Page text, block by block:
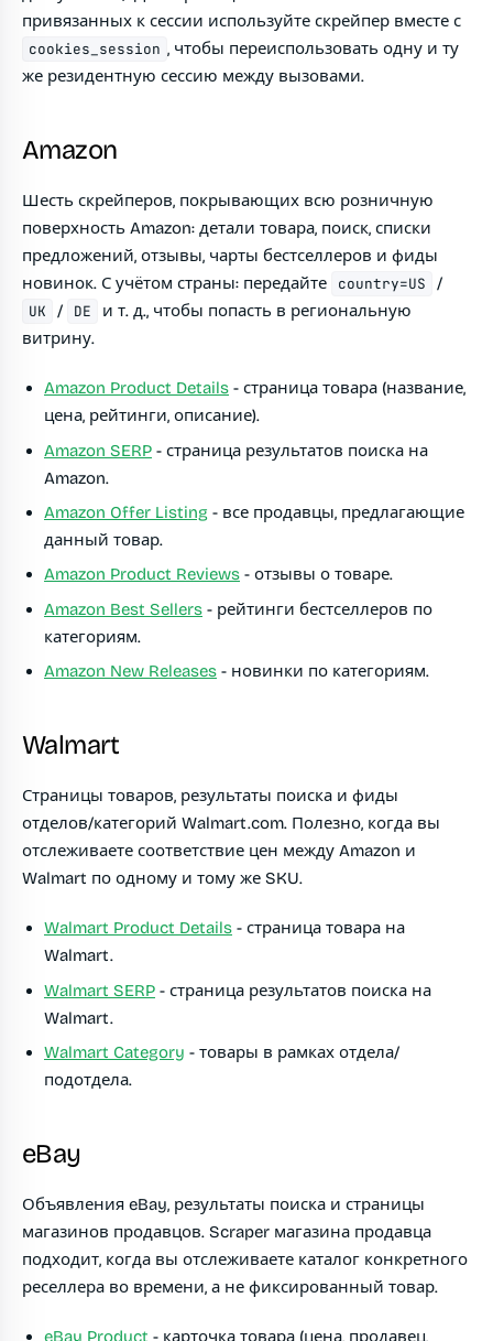
привязанных к сессии используйте скрейпер вместе с
cookies_session , чтобы переиспользовать одну и ту
же резидентную сессию между вызовами.
Amazon
Шесть скрейперов, покрывающих всю розничную
поверхность Amazon: детали товара, поиск, списки
предложений, отзывы, чарты бестселлеров и фиды
новинок. С учётом страны: передайте
country=US /
UK / DE
и т. д., чтобы попасть в региональную
витрину.
Amazon Product Details - страница товара (название,
цена, рейтинги, описание).
Amazon SERP - страница результатов поиска на
Amazon.
Amazon Offer Listing - все продавцы, предлагающие
данный товар.
Amazon Product Reviews - отзывы о товаре.
Amazon Best Sellers - рейтинги бестселлеров по
категориям.
Amazon New Releases - новинки по категориям.
Walmart
Страницы товаров, результаты поиска и фиды
отделов/категорий Walmart.com. Полезно, когда вы
отслеживаете соответствие цен между Amazon и
Walmart по одному и тому же SKU.
Walmart Product Details - страница товара на
Walmart.
Walmart SERP - страница результатов поиска на
Walmart.
Walmart Category - товары в рамках отдела/
подотдела.
eBay
Объявления eBay, результаты поиска и страницы
магазинов продавцов. Scraper магазина продавца
подходит, когда вы отслеживаете каталог конкретного
реселлера во времени, а не фиксированный товар.
eBay Product - карточка товара (цена, продавец,